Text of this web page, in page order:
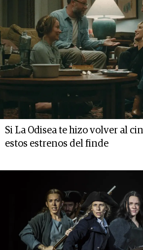
Si La Odisea te hizo volver al
estos estrenos del finde